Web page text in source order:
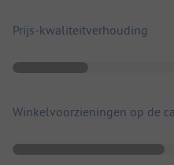
Prijs-kwaliteitverhouding
Winkelvoorzieningen op de